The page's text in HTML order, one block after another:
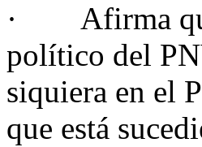
· Afirma que
político del
siquiera en el
que está